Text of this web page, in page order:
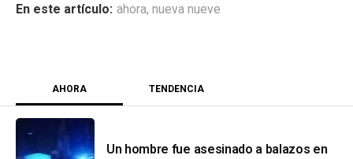
ahora, nueva nueve
AHORA TENDENCIA
Un hombre fue asesinado a balazos en